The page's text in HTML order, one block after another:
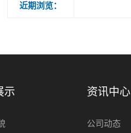
近期浏览：
示 资讯中心
公司动态